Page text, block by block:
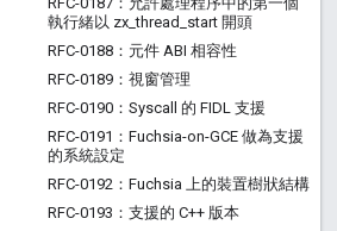
執行緒以 zx _thread start 開頭
RFC-0188：元件 ABI 相容性
RFC-0189：視窗管理
RFC-0190：Syscall 的 FIDL 支援
RFC-0191：Fuchsia-on-GCE 做為支援
的系統設定
RFC-0192：Fuchsia 上的裝置樹狀結構
RFC-0193：支援的 C++ 版本